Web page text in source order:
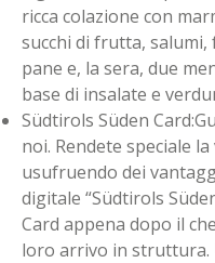
ricca colazione con
succhi di frutta,
pane e, la sera, due
base di insalate e
Südtirols Süden
noi. Rendete speciale
usufruendo dei
digitale “Südtirols
Card appena dopo il
loro arrivo in struttura.